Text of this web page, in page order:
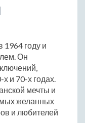
1964 году и
Он
и 70-х годах.
мечты и
желанных
и любителей